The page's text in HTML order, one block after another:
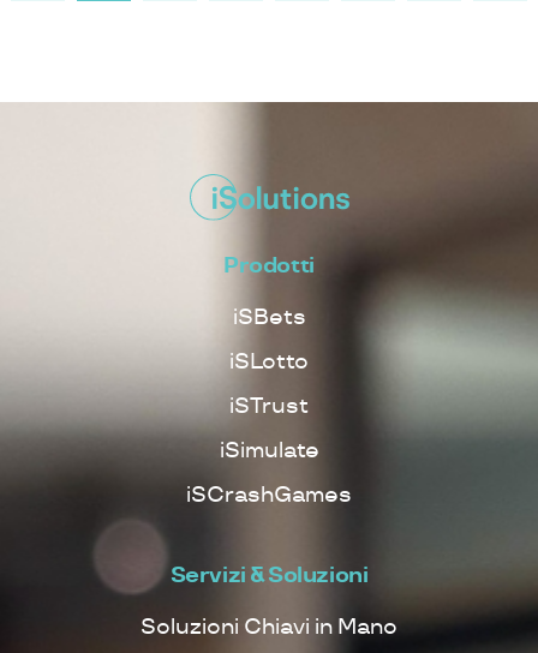
Prodotti
iSBets
iSLotto
iSTrust
iSimulate
iSCrashGames
Servizi & Soluzioni
Soluzioni Chiavi in Mano